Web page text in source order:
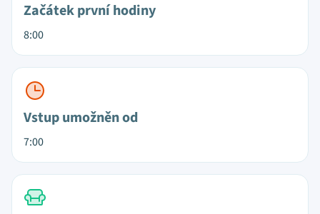
Začátek první hodiny
8:00
Vstup umožněn od
7:00